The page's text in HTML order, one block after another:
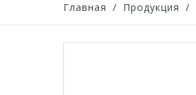
Главная / Продукция /